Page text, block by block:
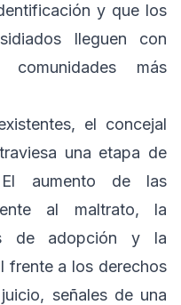
y que los
lleguen con
más
el concejal
una etapa de
El aumento de las
al maltrato, la
de adopción y la
frente a los derechos
señales de una